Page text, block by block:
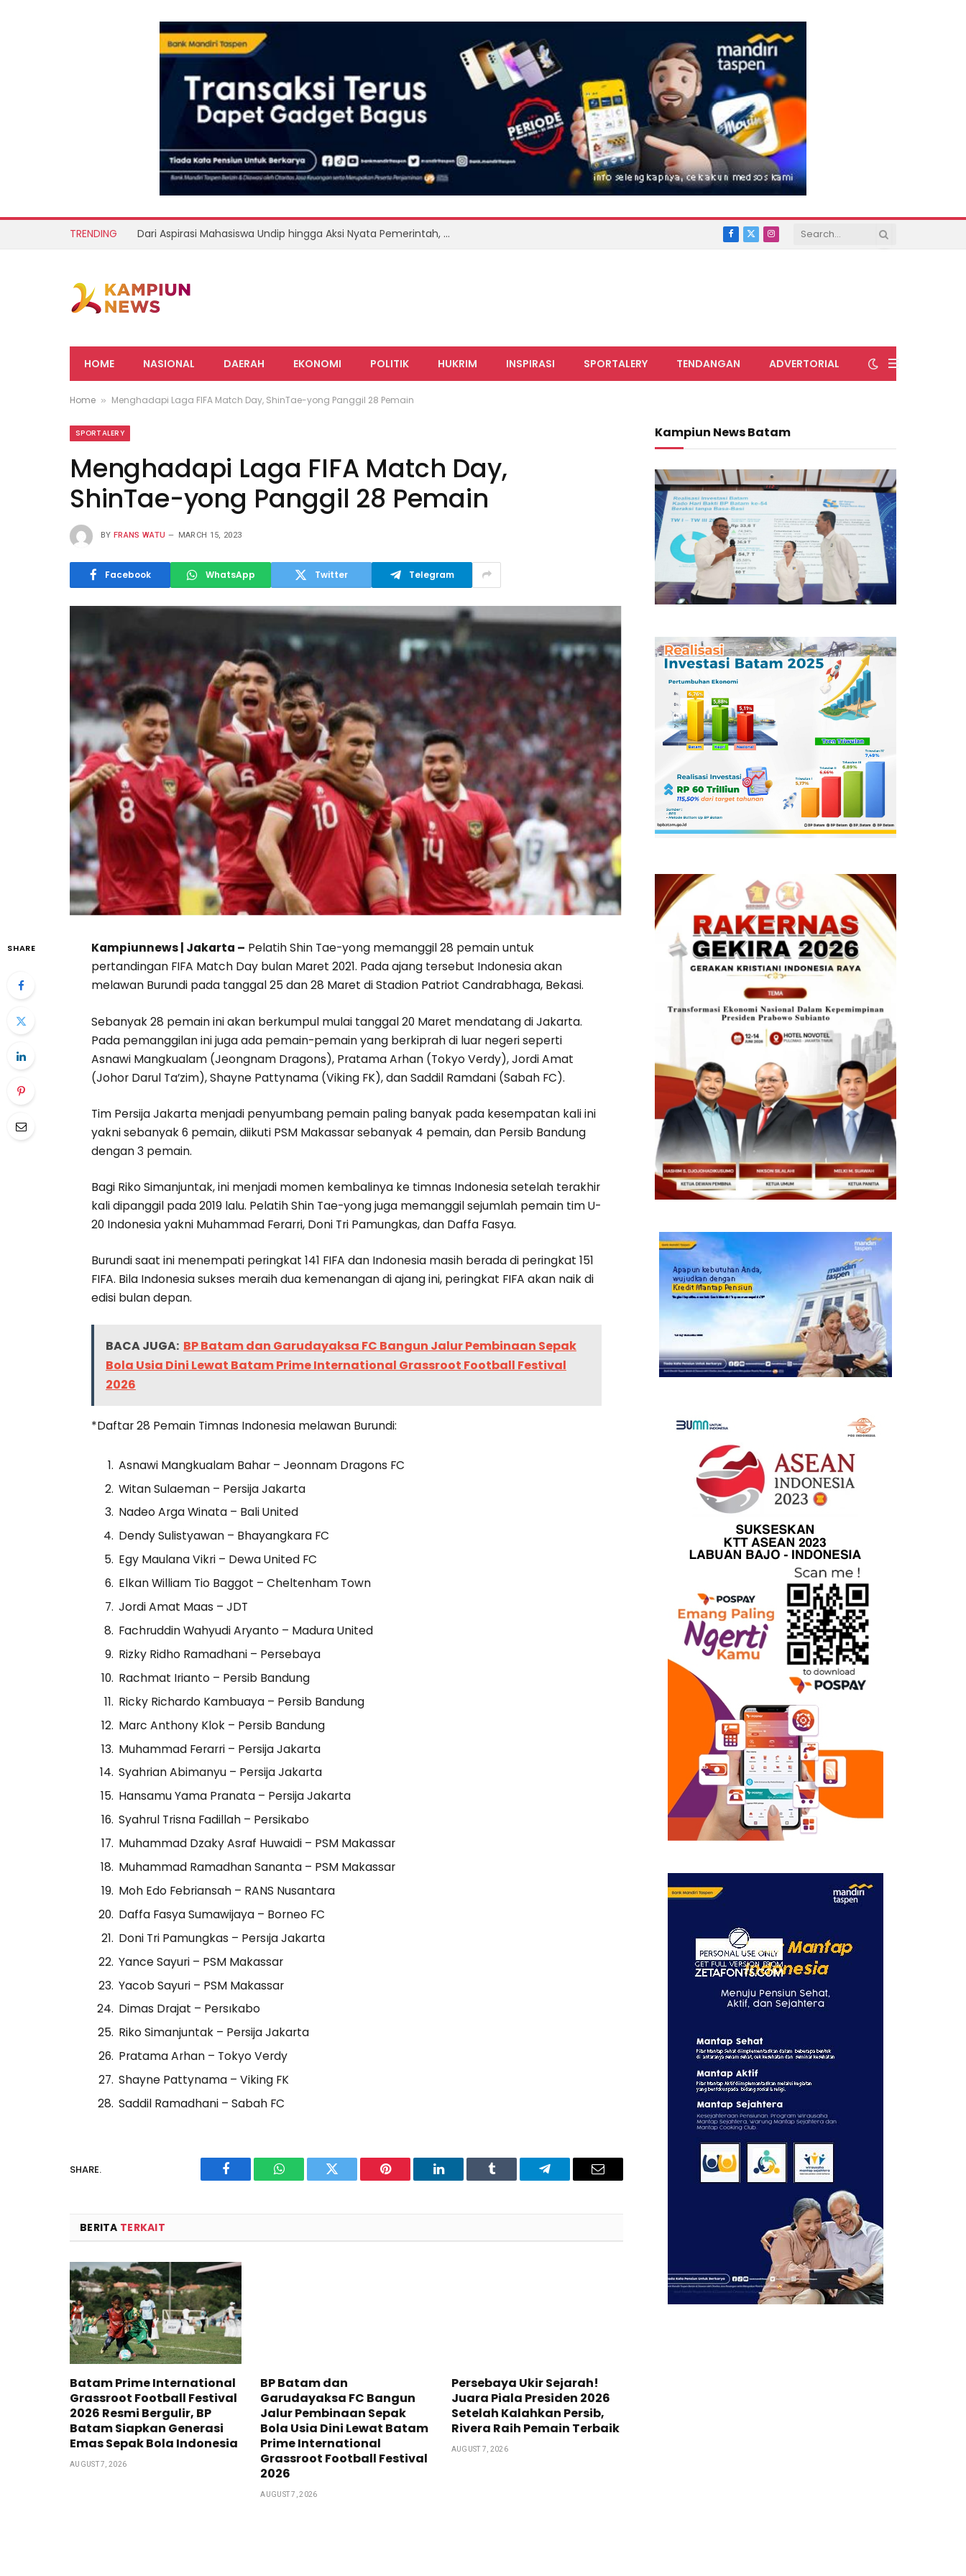
TRENDING Dari Aspirasi Mahasiswa Undip hingga Aksi Nyata Pemerintah, Bantuan Pangan Tiba di Alor Facebook
X
Instagram
HOME NASIONAL DAERAH EKONOMI POLITIK HUKRIM INSPIRASI SPORTALERY TENDANGAN ADVERTORIAL
Home » Menghadapi Laga FIFA Match Day, ShinTae-yong Panggil 28 Pemain
SPORTALERY
Menghadapi Laga FIFA Match Day,
ShinTae-yong Panggil 28 Pemain
BY FRANS WATU MARCH 15, 2023
Facebook WhatsApp Twitter Telegram
SHARE Kampiunnews | Jakarta – Pelatih Shin Tae-yong memanggil 28 pemain untuk
pertandingan FIFA Match Day bulan Maret 2021. Pada ajang tersebut Indonesia akan
melawan Burundi pada tanggal 25 dan 28 Maret di Stadion Patriot Candrabhaga, Bekasi.
Sebanyak 28 pemain ini akan berkumpul mulai tanggal 20 Maret mendatang di Jakarta.
Pada pemanggilan ini juga ada pemain-pemain yang berkiprah di luar negeri seperti
Asnawi Mangkualam (Jeongnam Dragons), Pratama Arhan (Tokyo Verdy), Jordi Amat
(Johor Darul Ta’zim), Shayne Pattynama (Viking FK), dan Saddil Ramdani (Sabah FC).
Tim Persija Jakarta menjadi penyumbang pemain paling banyak pada kesempatan kali ini
yakni sebanyak 6 pemain, diikuti PSM Makassar sebanyak 4 pemain, dan Persib Bandung
dengan 3 pemain.
Bagi Riko Simanjuntak, ini menjadi momen kembalinya ke timnas Indonesia setelah terakhir
kali dipanggil pada 2019 lalu. Pelatih Shin Tae-yong juga memanggil sejumlah pemain tim U-
20 Indonesia yakni Muhammad Ferarri, Doni Tri Pamungkas, dan Daffa Fasya.
Burundi saat ini menempati peringkat 141 FIFA dan Indonesia masih berada di peringkat 151
FIFA. Bila Indonesia sukses meraih dua kemenangan di ajang ini, peringkat FIFA akan naik di
edisi bulan depan.
BACA JUGA: BP Batam dan Garudayaksa FC Bangun Jalur Pembinaan Sepak
Bola Usia Dini Lewat Batam Prime International Grassroot Football Festival
2026
*Daftar 28 Pemain Timnas Indonesia melawan Burundi:
Asnawi Mangkualam Bahar – Jeonnam Dragons FC
Witan Sulaeman – Persija Jakarta
Nadeo Arga Winata – Bali United
Dendy Sulistyawan – Bhayangkara FC
Egy Maulana Vikri – Dewa United FC
Elkan William Tio Baggot – Cheltenham Town
Jordi Amat Maas – JDT
Fachruddin Wahyudi Aryanto – Madura United
Rizky Ridho Ramadhani – Persebaya
Rachmat Irianto – Persib Bandung
Ricky Richardo Kambuaya – Persib Bandung
Marc Anthony Klok – Persib Bandung
Muhammad Ferarri – Persija Jakarta
Syahrian Abimanyu – Persija Jakarta
Hansamu Yama Pranata – Persija Jakarta
Syahrul Trisna Fadillah – Persikabo
Muhammad Dzaky Asraf Huwaidi – PSM Makassar
Muhammad Ramadhan Sananta – PSM Makassar
Moh Edo Febriansah – RANS Nusantara
Daffa Fasya Sumawijaya – Borneo FC
Doni Tri Pamungkas – Persıja Jakarta
Yance Sayuri – PSM Makassar
Yacob Sayuri – PSM Makassar
Dimas Drajat – Persıkabo
Riko Simanjuntak – Persija Jakarta
Pratama Arhan – Tokyo Verdy
Shayne Pattynama – Viking FK
Saddil Ramadhani – Sabah FC
SHARE.
Facebook WhatsAppTwitter Pinterest LinkedIn Tumblr Telegram Email
BERITA TERKAIT
Batam Prime International
Grassroot Football Festival
2026 Resmi Bergulir, BP
Batam Siapkan Generasi
Emas Sepak Bola Indonesia
AUGUST 7, 2026
BP Batam dan
Garudayaksa FC Bangun
Jalur Pembinaan Sepak
Bola Usia Dini Lewat Batam
Prime International
Grassroot Football Festival
2026
AUGUST 7, 2026
Persebaya Ukir Sejarah!
Juara Piala Presiden 2026
Setelah Kalahkan Persib,
Rivera Raih Pemain Terbaik
AUGUST 7, 2026
Kampiun News Batam